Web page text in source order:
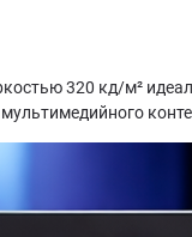
320 кд/м²